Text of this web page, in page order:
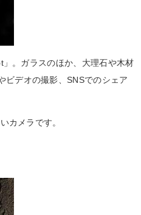
。ガラスのほか、大理石や木材
ビデオの撮影、SNSでのシェア
カメラです。